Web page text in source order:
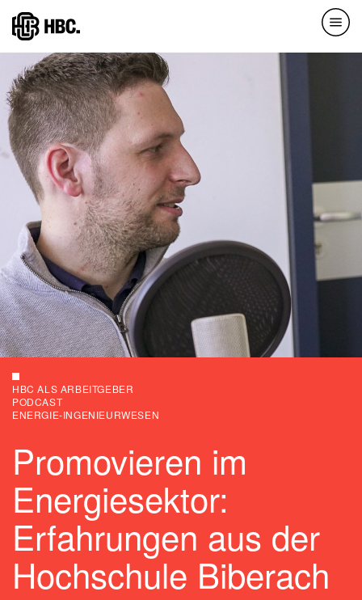
Direkt
zum
Inhalt
HBC ALS ARBEITGEBER
PODCAST
ENERGIE-INGENIEURWESEN
Promovieren im
Energiesektor:
Erfahrungen aus der
Hochschule Biberach